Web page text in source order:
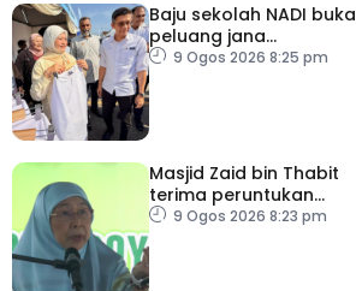
Baju sekolah NADI buka
peluang jana
pendapatan, bantu
9 Ogos 2026 8:25 pm
Masjid Zaid bin Thabit
terima peruntukan
RM100,000
9 Ogos 2026 8:23 pm